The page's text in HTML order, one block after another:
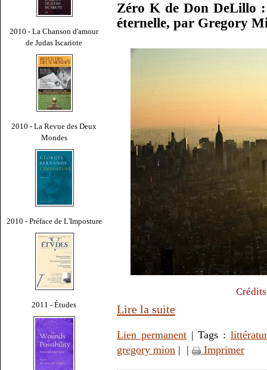
2010 - La Chanson d'amour
de Judas Iscariote
2010 - La Revue des Deux
Mondes
2010 - Préface de L'Imposture
2011 - Études
Zéro K de Don DeLillo
éternelle, par Gregory
Lire la suite
Lien permanent| Tags :
gregory mion | | Imprimer